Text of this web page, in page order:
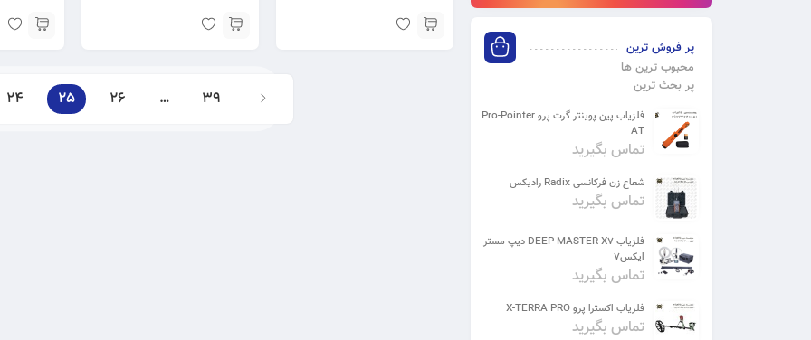
24 25 26 … 39
پر فروش ترین
محبوب ترین ها
پر بحث ترین
فلزیاب پین پوینتر گرت پرو Pro-Pointer
AT
تماس بگیرید
شعاع زن فرکانسی Radix رادیکس
تماس بگیرید
فلزیاب DEEP MASTER X7 دیپ مستر
ایکس7
تماس بگیرید
فلزیاب اکسترا پرو X-TERRA PRO
تماس بگیرید